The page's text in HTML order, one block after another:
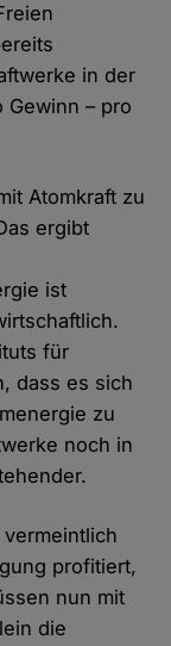
in der
Gewinn – pro
Atomkraft zu
ergibt
ist
für
dass es sich
zu
noch in
profitiert,
nun mit
die